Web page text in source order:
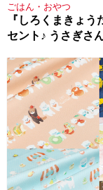
ごはん・おやつ
『しろくまきょ
セント♪ うさぎさ